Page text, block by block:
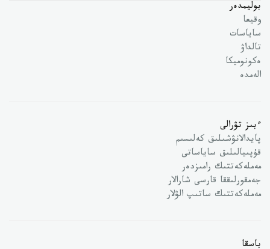
بوليمدەر
وقيعا
ساياسات
تالداۋ
ەكونوميكا
الەمدە
ءبىز تۋرالى
پايدالانۋشىلىق كەلىسىم
قۇپىيالىلىق ساياساتى
مەملەكەتتىك رامىزدەر
جەمقورلىققا قارسى شارالار
مەملەكەتتىك ساتىپ الۋلار
باسقا